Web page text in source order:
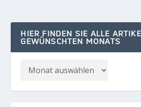
HIER FINDEN SIE ALLE
GEWÜNSCHTEN MONATS